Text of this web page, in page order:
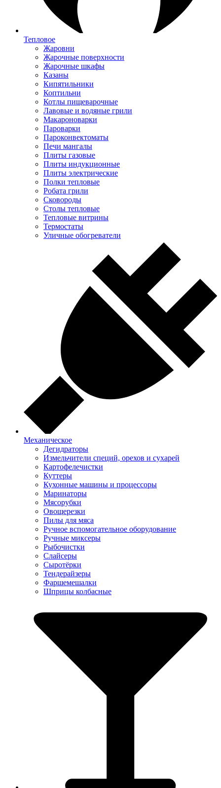
Тепловое
Жаровни
Жарочные поверхности
Жарочные шкафы
Казаны
Кипятильники
Коптильни
Котлы пищеварочные
Лавовые и водяные грили
Макароноварки
Пароварки
Пароконвектоматы
Печи мангалы
Плиты газовые
Плиты индукционные
Плиты электрические
Полки тепловые
Робата грили
Сковороды
Столы тепловые
Тепловые витрины
Термостаты
Уличные обогреватели
Механическое
Дегидраторы
Измельчители специй, орехов и сухарей
Картофелечистки
Куттеры
Кухонные машины и процессоры
Маринаторы
Мясорубки
Овощерезки
Пилы для мяса
Ручное вспомогательное оборудование
Ручные миксеры
Рыбочистки
Слайсеры
Сыротёрки
Тендерайзеры
Фаршемешалки
Шприцы колбасные